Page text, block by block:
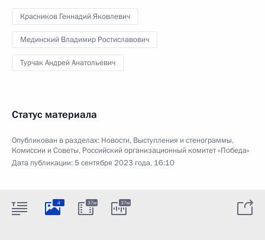
Красников Геннадий Яковлевич
Мединский Владимир Ростиславович
Турчак Андрей Анатольевич
Статус материала
Опубликован в разделах: Новости, Выступления и стенограммы,
Комиссии и Советы, Российский организационный комитет «Победа»
Дата публикации:5 сентября 2023 года, 16:10
4 37м 37м